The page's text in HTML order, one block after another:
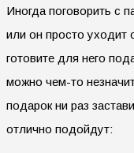
Иногда поговорить с
или он просто уходит
готовите для него
можно чем-то
подарок ни раз
отлично подойдут: